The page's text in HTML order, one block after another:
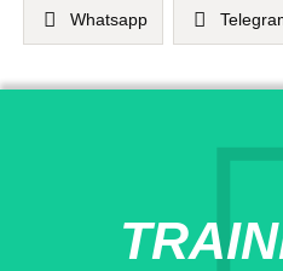
Whatsapp